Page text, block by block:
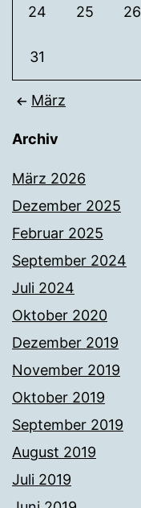
24 25 26
31
März
Archiv
März 2026
Dezember 2025
Februar 2025
September 2024
Juli 2024
Oktober 2020
Dezember 2019
November 2019
Oktober 2019
September 2019
August 2019
Juli 2019